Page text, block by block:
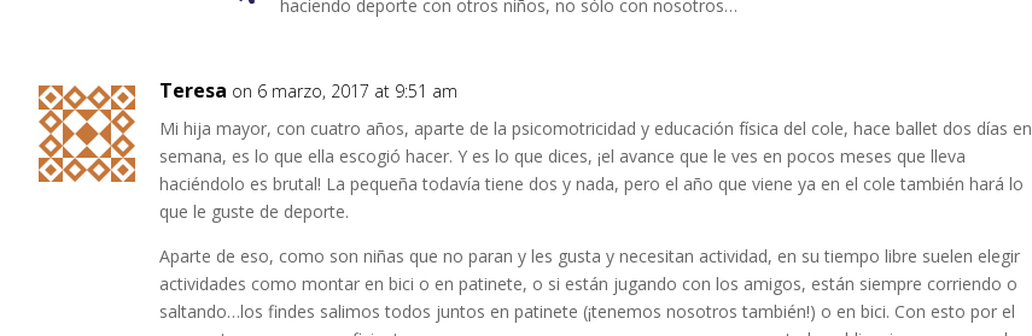
haciendo deporte con otros niños, no sólo con nosotros…
Teresa on 6 marzo, 2017 at 9:51 am
Mi hija mayor, con cuatro años, aparte de la psicomotricidad y educación física del cole, hace ballet dos días en
semana, es lo que ella escogió hacer. Y es lo que dices, ¡el avance que le ves en pocos meses que lleva
haciéndolo es brutal! La pequeña todavía tiene dos y nada, pero el año que viene ya en el cole también hará lo
que le guste de deporte.
Aparte de eso, como son niñas que no paran y les gusta y necesitan actividad, en su tiempo libre suelen elegir
actividades como montar en bici o en patinete, o si están jugando con los amigos, están siempre corriendo o
saltando…los findes salimos todos juntos en patinete (¡tenemos nosotros también!) o en bici. Con esto por el